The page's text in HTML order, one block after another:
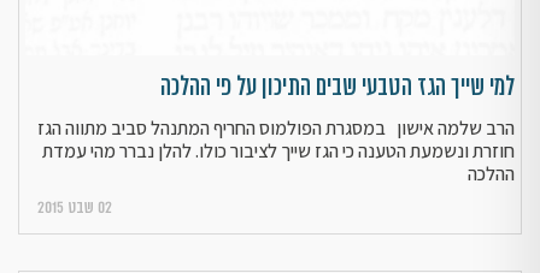
למי שייך הגז הטבעי שבים התיכון על פי ההלכה
הרב שלמה אישון במסגרת הפולמוס החריף המתנהל סביב מתווה הגז
חוזרת ונשמעת הטענה כי הגז שייך לציבור כולו. להלן נברר מהי עמדת
ההלכה
02 שבט 2015